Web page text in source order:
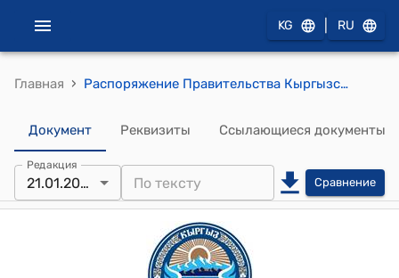
KG RU
Главная › Распоряжение Правительства Кыргызской Республики от 12 ноября 2020 года № 368-р "О недрах"
Документ Реквизиты Ссылающиеся документы
Редакция
21.01.2022 Сравнение